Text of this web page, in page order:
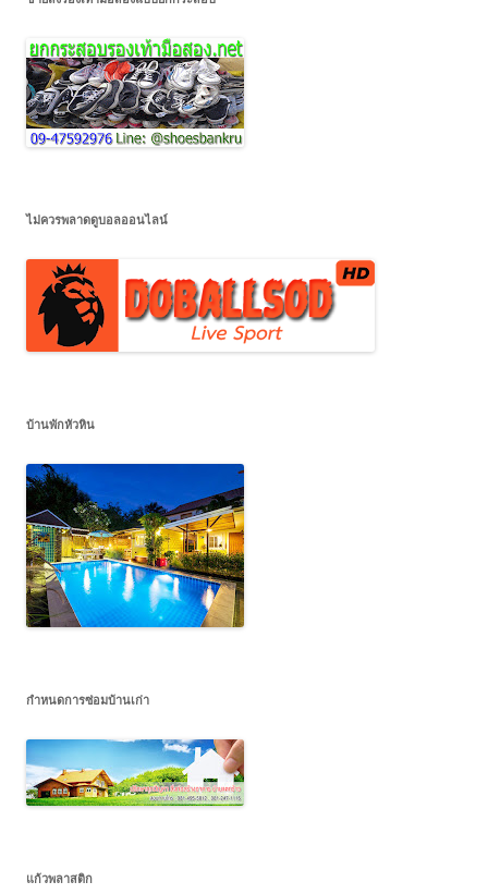
ไม่ควรพลาดดูบอลออนไลน์
บ้านพักหัวหิน
กำหนดการซ่อมบ้านเก่า
แก้วพลาสติก